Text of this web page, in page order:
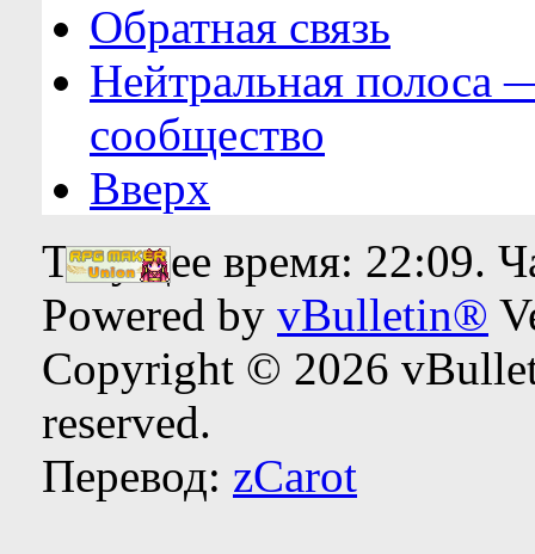
Обратная связь
Нейтральная полоса
сообщество
Вверх
Текущее время: 22:09.
Powered by vBulletin®
Copyright © 2026
reserved.
Перевод: zCarot